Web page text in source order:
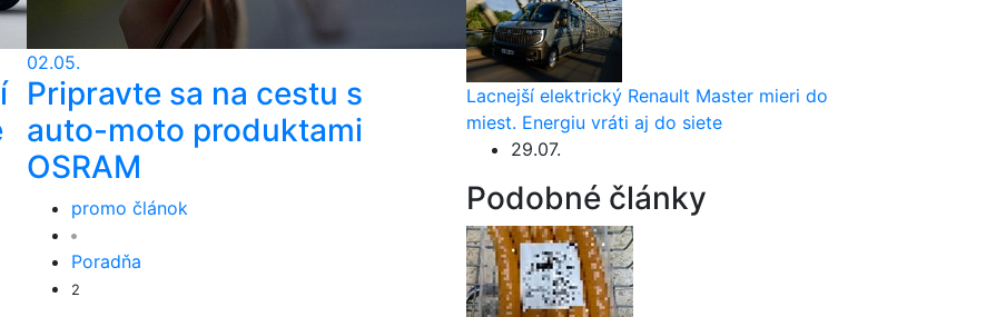
02.05.
Pripravte sa na cestu s
auto-moto produktami
OSRAM
promo článok
Poradňa
2
Lacnejší elektrický Renault Master mieri do
miest. Energiu vráti aj do siete
29.07.
Podobné články